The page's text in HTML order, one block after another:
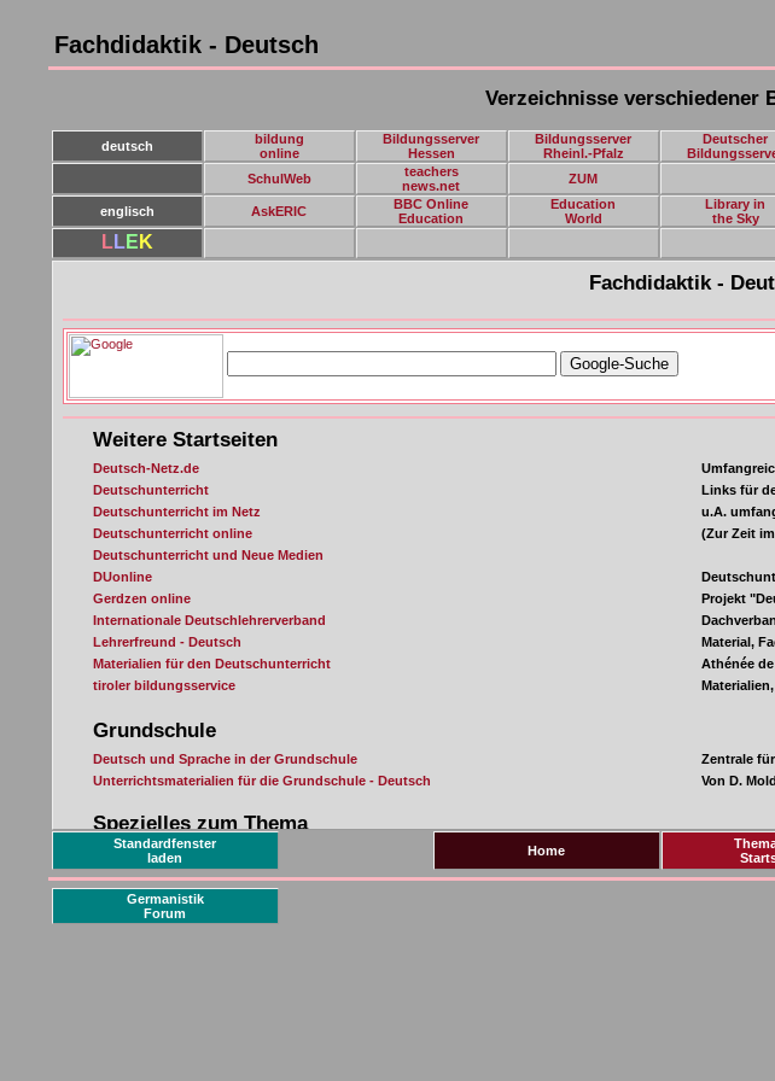
Fachdidaktik - Deutsch
Verzeichnisse verschiedener
deutsch
bildung
online
Bildungsserver
Hessen
Bildungsserver
Rheinl.-Pfalz
Deutscher
SchulWeb
teachers
news.net
ZUM
englisch AskERIC
BBC Online
Education
Education
World
Library in
the Sky
LLE K
Standardfenster
laden
Home
Germanistik
Forum